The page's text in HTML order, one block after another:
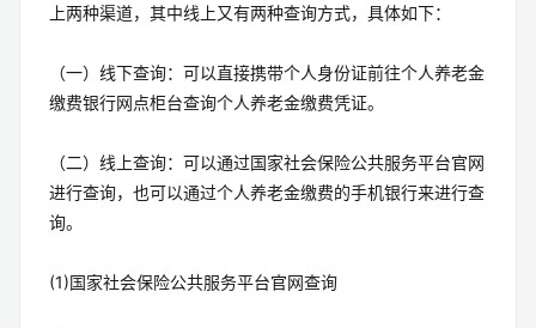
上两种渠道，其中线上又有两种查询方式，具体如下：
（一）线下查询：可以直接携带个人身份证前往个人养老金
缴费银行网点柜台查询个人养老金缴费凭证。
（二）线上查询：可以通过国家社会保险公共服务平台官网
进行查询，也可以通过个人养老金缴费的手机银行来进行查
询。
(1)国家社会保险公共服务平台官网查询